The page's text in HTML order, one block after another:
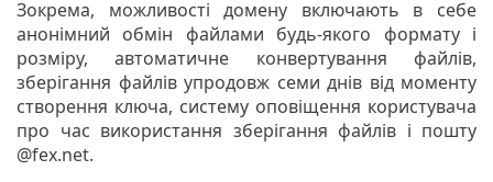
Зокрема, можливості домену включають в себе
анонімний обмін файлами будь-якого формату і
розміру, автоматичне конвертування файлів,
зберігання файлів упродовж семи днів від моменту
створення ключа, систему оповіщення користувача
про час використання зберігання файлів і пошту
@fex.net.